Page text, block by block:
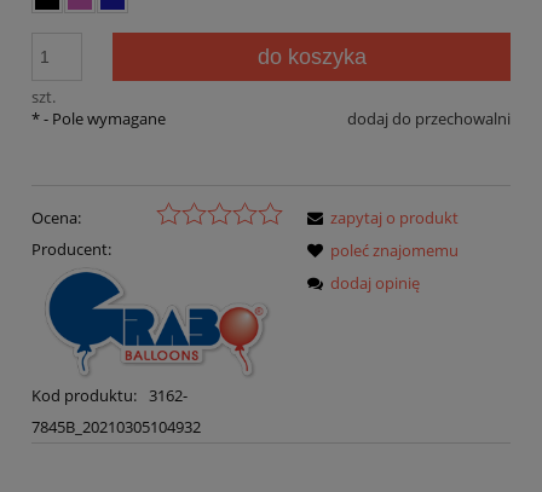
szt.
do koszyka
dodaj do przechowalni
*- Pole wymagane
Ocena:
Producent:
Kod produktu: 3162-
7845B_20210305104932
zapytaj o produkt
poleć znajomemu
dodaj opinię